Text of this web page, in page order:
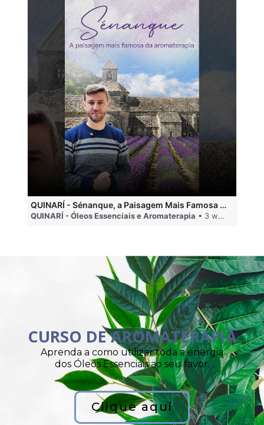
QUINARÍ - Sénanque, a Paisagem Mais Famosa da Aromaterapia
QUINARÍ - Óleos Essenciais e Aromaterapia • 3 weeks ago
CURSO DE AROMATERAPIA
Aprenda a como utilizar toda a energia
dos Óleos Essenciais ao seu favor.
Clique aqui